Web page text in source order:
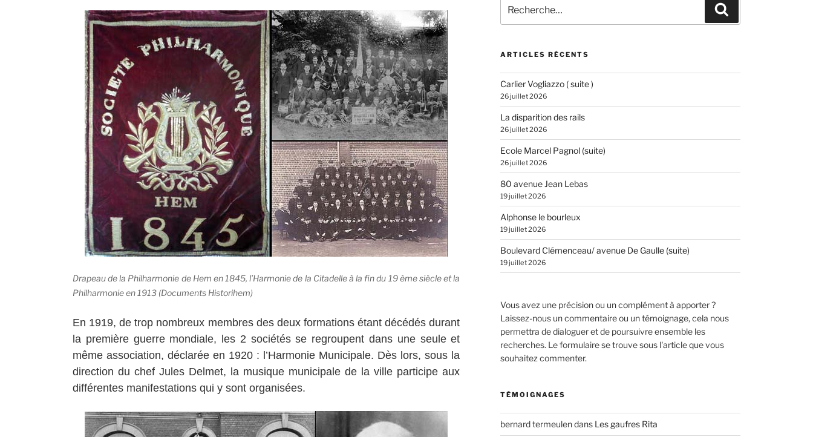
Drapeau de la Philharmonie de Hem en 1845, l’Harmonie de la Citadelle à la fin du 19 ème siècle et la
Philharmonie en 1913 (Documents Historihem)
En 1919, de trop nombreux membres des deux formations étant décédés durant
la première guerre mondiale, les 2 sociétés se regroupent dans une seule et
même association, déclarée en 1920 : l’Harmonie Municipale. Dès lors, sous la
direction du chef Jules Delmet, la musique municipale de la ville participe aux
différentes manifestations qui y sont organisées.
pour
:
ARTICLES RÉCENTS
Carlier Vogliazzo ( suite )
26 juillet 2026
La disparition des rails
26 juillet 2026
Ecole Marcel Pagnol (suite)
26 juillet 2026
80 avenue Jean Lebas
19 juillet 2026
Alphonse le bourleux
19 juillet 2026
Boulevard Clémenceau/ avenue De Gaulle (suite)
19 juillet 2026
Vous avez une précision ou un complément à apporter ?
Laissez-nous un commentaire ou un témoignage, cela nous
permettra de dialoguer et de poursuivre ensemble les
recherches. Le formulaire se trouve sous l'article que vous
souhaitez commenter.
TÉMOIGNAGES
bernard termeulendans Les gaufres Rita